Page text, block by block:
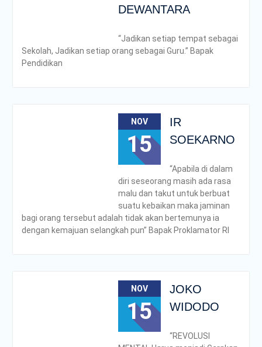
dan Smart Logistics
Praktik Baik Pembangunan
Zona Integritas dalam
Sharing Session Persiapan
POLTRADA BALI BERBAGI
PENGALAMAN MERAIH
Unit Kesehatan Poltrada
Penyuluhan P4GN kepada
Mahasiswa/i Tingkat I
PENDAMPINGAN
IDENTIFIKASI RISIKO DAN
PELAKSANAAN
Melaksanakan Review I
Dokumen Re-Akreditasi
Program Studi Diploma III
Manajemen Transportasi
DEWANTARA
“Jadikan setiap tempat sebagai
Sekolah, Jadikan setiap orang sebagai Guru.” Bapak
Pendidikan
NOV
15
IR
SOEKARNO
“Apabila di dalam
diri seseorang masih ada rasa
malu dan takut untuk berbuat
suatu kebaikan maka jaminan
bagi orang tersebut adalah tidak akan bertemunya ia
dengan kemajuan selangkah pun” Bapak Proklamator RI
NOV
15
JOKO
WIDODO
“REVOLUSI